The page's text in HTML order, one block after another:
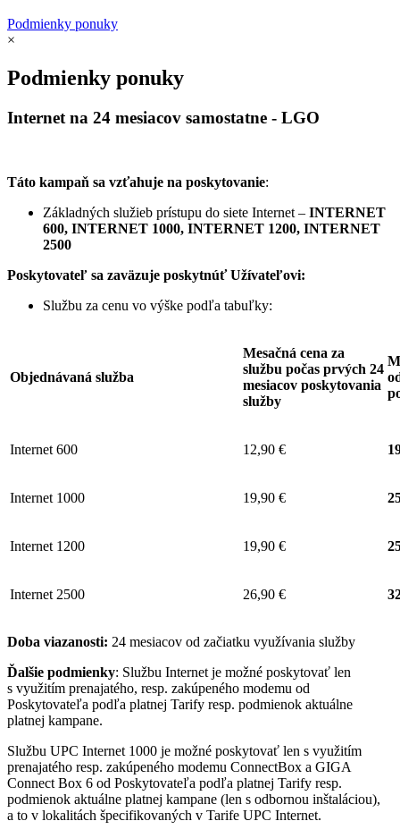
Podmienky ponuky
×
Podmienky ponuky
Internet na 24 mesiacov samostatne - LGO
Táto kampaň sa vzťahuje na poskytovanie:
Základných služieb prístupu do siete Internet – INTERNET
600, INTERNET 1000, INTERNET 1200, INTERNET
2500
Poskytovateľ sa zaväzuje poskytnúť Užívateľovi:
Službu za cenu vo výške podľa tabuľky:
Objednávaná služba
Mesačná cena za
službu počas prvých 24
mesiacov poskytovania
služby
Internet 600 12,90 €
Internet 1000 19,90 €
Internet 1200 19,90 €
Internet 2500 26,90 €
Doba viazanosti: 24 mesiacov od začiatku využívania služby
Ďalšie podmienky: Službu Internet je možné poskytovať len
s využitím prenajatého, resp. zakúpeného modemu od
Poskytovateľa podľa platnej Tarify resp. podmienok aktuálne
platnej kampane.
Službu UPC Internet 1000 je možné poskytovať len s využitím
prenajatého resp. zakúpeného modemu ConnectBox a GIGA
Connect Box 6 od Poskytovateľa podľa platnej Tarify resp.
podmienok aktuálne platnej kampane (len s odbornou inštaláciou),
a to v lokalitách špecifikovaných v Tarife UPC Internet.